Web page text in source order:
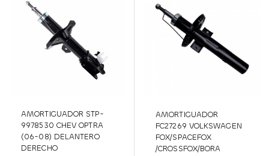
AMORTIGUADOR STP-
9978530 CHEV OPTRA
(06-08) DELANTERO
DERECHO
AMORTIGUADOR
FC27269 VOLKSWAGEN
FOX/SPACEFOX
/CROSSFOX/BORA